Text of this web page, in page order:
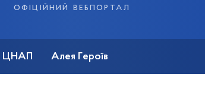
офіційний вебпортал
ЦНАП Алея Героїв